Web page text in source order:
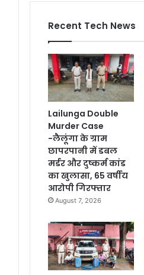
Recent Tech News
Lailunga Double
Murder Case
-लैलूंगा के ग्राम
छापरपानी में डबल
मर्डर और दुष्कर्म कांड
का खुलासा, 65 वर्षीय
आरोपी गिरफ्तार
August 7, 2026